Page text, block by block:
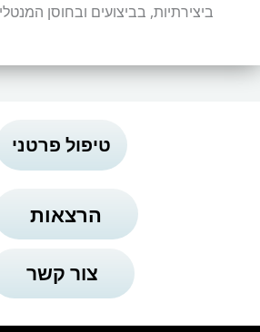
ביצירתיות, בביצועים ובחוסן
טיפול פרטני
הרצאות
צור קשר